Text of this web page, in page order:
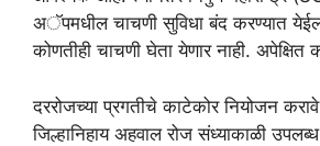
अॅपमधील चाचणी सुविधा बंद करण्यात
कोणतीही चाचणी घेता येणार नाही. अपेक्षित
दररोजच्या प्रगतीचे काटेकोर नियोजन
जिल्हानिहाय अहवाल रोज संध्याकाळी